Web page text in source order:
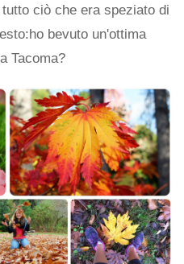
ciò che era speziato di
bevuto un'ottima
Tacoma?